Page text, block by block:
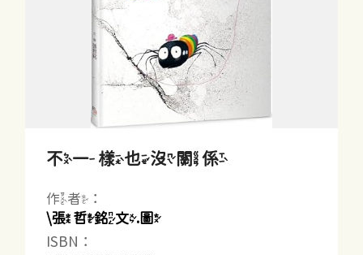
不一樣也沒關係
作者：
\張哲銘文.圖
ISBN：